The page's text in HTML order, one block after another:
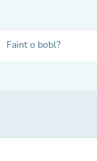
Faint o bobl?